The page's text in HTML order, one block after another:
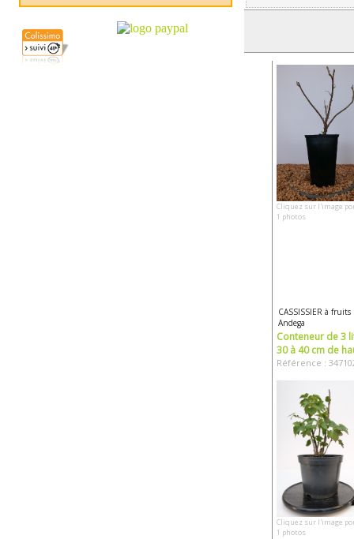
Cliquez sur l'image
1 photos
CASSISSIER à fruits
Andega
Conteneur de 3
30 à 40 cm de
Référence :
Cliquez sur l'image
1 photos